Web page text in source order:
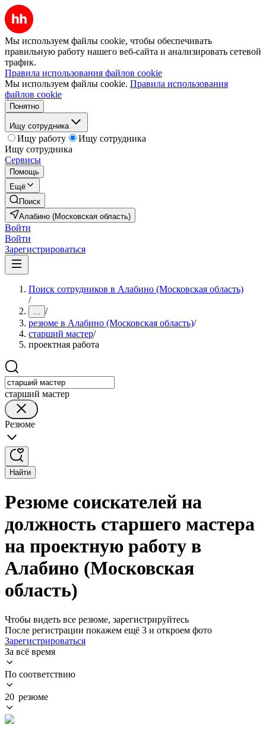
Мы используем файлы cookie, чтобы обеспечивать
правильную работу нашего веб-сайта и анализировать сетевой
трафик.
Правила использования файлов cookie
Мы используем файлы cookie. Правила использования
файлов cookie
Понятно
Ищу сотрудника
Ищу работу
Ищу сотрудника
Ищу сотрудника
Сервисы
Помощь
Ещё
Поиск
Алабино (Московская область)
Войти
Войти
Зарегистрироваться
Поиск сотрудников в Алабино (Московская область)
/
... /
резюме в Алабино (Московская область)/
старший мастер/
проектная работа
старший мастер
Резюме
Найти
Резюме соискателей на
должность старшего мастера
на проектную работу в
Алабино (Московская
область)
Чтобы видеть все резюме, зарегистрируйтесь
После регистрации покажем ещё 3 и откроем фото
Зарегистрироваться
За всё время
По соответствию
20 резюме